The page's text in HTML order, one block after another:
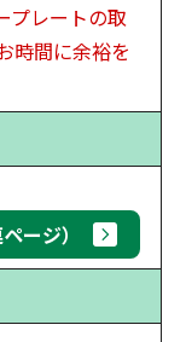
プレートの取
時間に余裕を
ージ）